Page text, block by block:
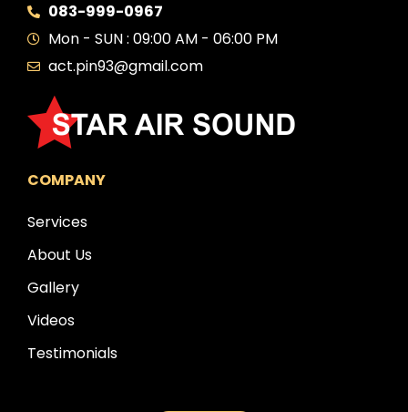
083-999-0967
Mon - SUN : 09:00 AM - 06:00 PM
act.pin93@gmail.com
COMPANY
Services
About Us
Gallery
Videos
Testimonials